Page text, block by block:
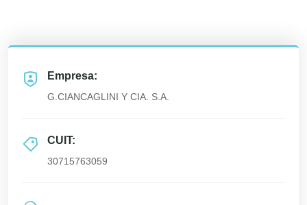
Empresa:
G.CIANCAGLINI Y CIA. S.A.
CUIT:
30715763059